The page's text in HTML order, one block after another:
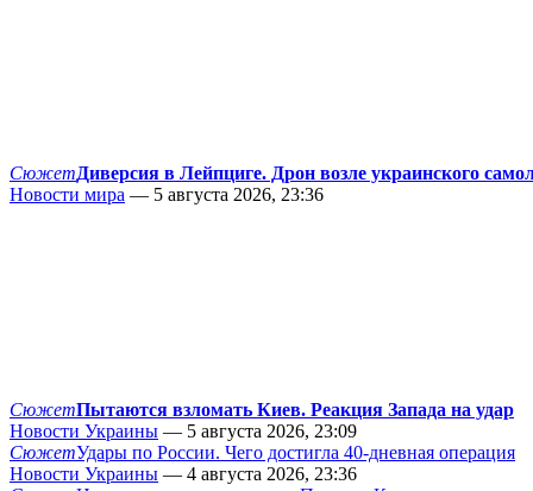
СюжетДиверсия в Лейпциге. Дрон возле украинского
Новости мира — 5 августа 2026, 23:36
СюжетПытаются взломать Киев. Реакция Запада на удар
Новости Украины — 5 августа 2026, 23:09
СюжетУдары по России. Чего достигла 40-дневная операция
Новости Украины — 4 августа 2026, 23:36